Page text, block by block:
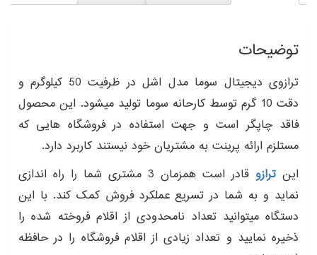
توضیحات
ترازوی دیجیتال سوما مدل اشل در ظرفیت 50 کیلوگرم و
دقت 10 گرم توسط کارحانه سوما تولید میشود. این محصول
فاقد چاپگر است و جهت استفاده در فروشگاه هایی که
مستلزم ارائه پرینت به مشتریان خود نیستند کاربرد دارد.
این ترازو
قادر است همزمان 3 مشتری شما را راه اندازی
نماید و به شما در تسریع عملکرد فروش کمک کند. با این
دستگاه میتوانید تعداد نامحدودی از اقلام فروخته شده را
ذخیره نمایید و تعداد زیادی از اقلام فروشگاه را در حافظه